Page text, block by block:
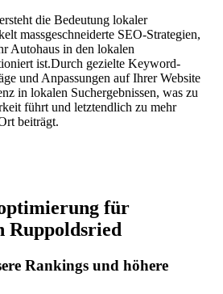
die Bedeutung lokaler
massgeschneiderte SEO-Strategien,
Autohaus in den lokalen
ist.Durch gezielte Keyword-
und Anpassungen auf Ihrer Website
in lokalen Suchergebnissen, was zu
führt und letztendlich zu mehr
beiträgt.
für
Ruppoldsried
Rankings und höhere